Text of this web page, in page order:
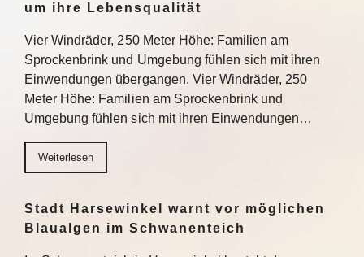
um ihre Lebensqualität
Vier Windräder, 250 Meter Höhe: Familien am
Sprockenbrink und Umgebung fühlen sich mit ihren
Einwendungen übergangen. Vier Windräder, 250
Meter Höhe: Familien am Sprockenbrink und
Umgebung fühlen sich mit ihren Einwendungen…
Weiterlesen
Stadt Harsewinkel warnt vor möglichen
Blaualgen im Schwanenteich